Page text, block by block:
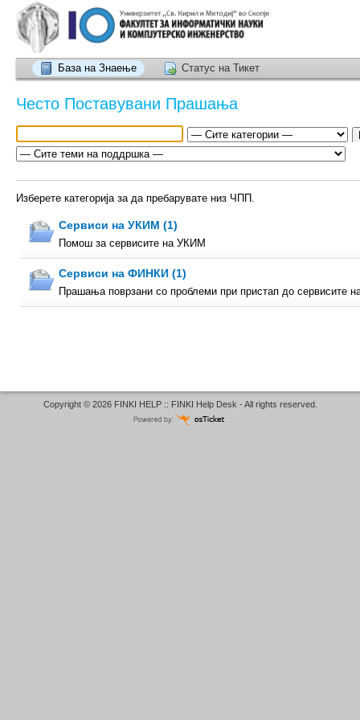
База на Знаење Статус на Тикет
Често Поставувани Прашања
Изберете категорија за да пребарувате низ ЧПП.
Сервиси на УКИМ (1)
Помош за сервисите на УКИМ
Сервиси на ФИНКИ (1)
Прашања поврзани со проблеми при пристап до сервисите
Copyright © 2026 FINKI HELP :: FINKI Help Desk - All rights reserved.